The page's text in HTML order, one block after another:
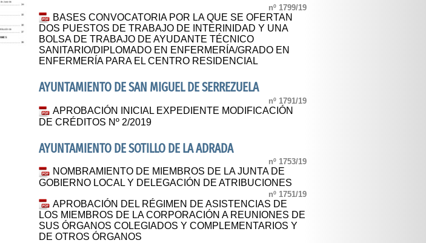
nº 1799/19
BASES CONVOCATORIA POR LA QUE SE OFERTAN
DOS PUESTOS DE TRABAJO DE INTERINIDAD Y UNA
BOLSA DE TRABAJO DE AYUDANTE TÉCNICO
SANITARIO/DIPLOMADO EN ENFERMERÍA/GRADO EN
ENFERMERÍA PARA EL CENTRO RESIDENCIAL
AYUNTAMIENTO DE SAN MIGUEL DE SERREZUELA
nº 1791/19
APROBACIÓN INICIAL EXPEDIENTE MODIFICACIÓN
DE CRÉDITOS Nº 2/2019
AYUNTAMIENTO DE SOTILLO DE LA ADRADA
nº 1753/19
NOMBRAMIENTO DE MIEMBROS DE LA JUNTA DE
GOBIERNO LOCAL Y DELEGACIÓN DE ATRIBUCIONES
nº 1751/19
APROBACIÓN DEL RÉGIMEN DE ASISTENCIAS DE
LOS MIEMBROS DE LA CORPORACIÓN A REUNIONES DE
SUS ÓRGANOS COLEGIADOS Y COMPLEMENTARIOS Y
DE OTROS ÓRGANOS